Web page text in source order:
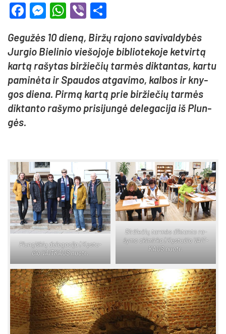
Facebook
Messenger
WhatsApp
Viber
Ge­gu­žės 10 die­ną, Bir­žų ra­jo­no sa­vi­val­dy­bės
Jur­gio Bie­li­nio vie­šo­jo­je bib­lio­te­ko­je ket­vir­tą
kar­tą ra­šy­tas bir­žie­čių tar­mės dik­tan­tas, kar­tu
pa­mi­nė­ta ir Spau­dos at­ga­vi­mo, kal­bos ir kny­
gos die­na. Pir­mą kar­tą prie bir­žie­čių tar­mės
dik­tan­to ra­šy­mo pri­si­jun­gė de­le­ga­ci­ja iš Plun­
gės.
Plun­giš­kių de­le­ga­ci­ja | Kęs­tu­
čio VAIT­KAUS nuo­tr.
Bir­žie­čių tar­mės dik­tan­to ra­
šy­mo aki­mir­ka | Kęs­tu­čio VAIT­
KAUS nuo­tr.